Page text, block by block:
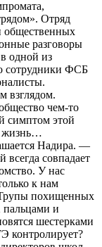
Отряд
общественных
разговоры
одной из
сотрудники ФСБ
взглядом.
чем-то
симптом этой
жизнь…
Надира. —
всегда совпадает
У нас
к нам
похищенных
пальцами и
шестерками
контролирует?